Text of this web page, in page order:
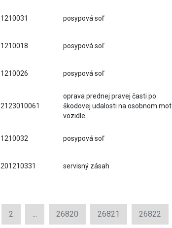
1210031 posypová soľ
1210018 posypová soľ
1210026 posypová soľ
2123010061
oprava prednej pravej časti po
škodovej udalosti na osobnom mot.
vozidle
1210032 posypová soľ
201210331 servisný zásah
2 ... 26820 26821 26822